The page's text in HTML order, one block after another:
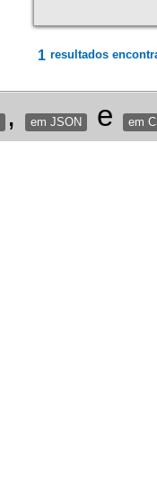
1 resultados
, em JSON e em